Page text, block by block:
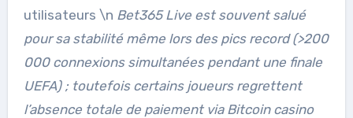
utilisateurs \n Bet365 Liveest souvent salué
pour sa stabilité même lors des pics record (>200
000 connexions simultanées pendant une finale
UEFA) ; toutefois certains joueurs regrettent
l’absence totale de paiement via Bitcoin casino